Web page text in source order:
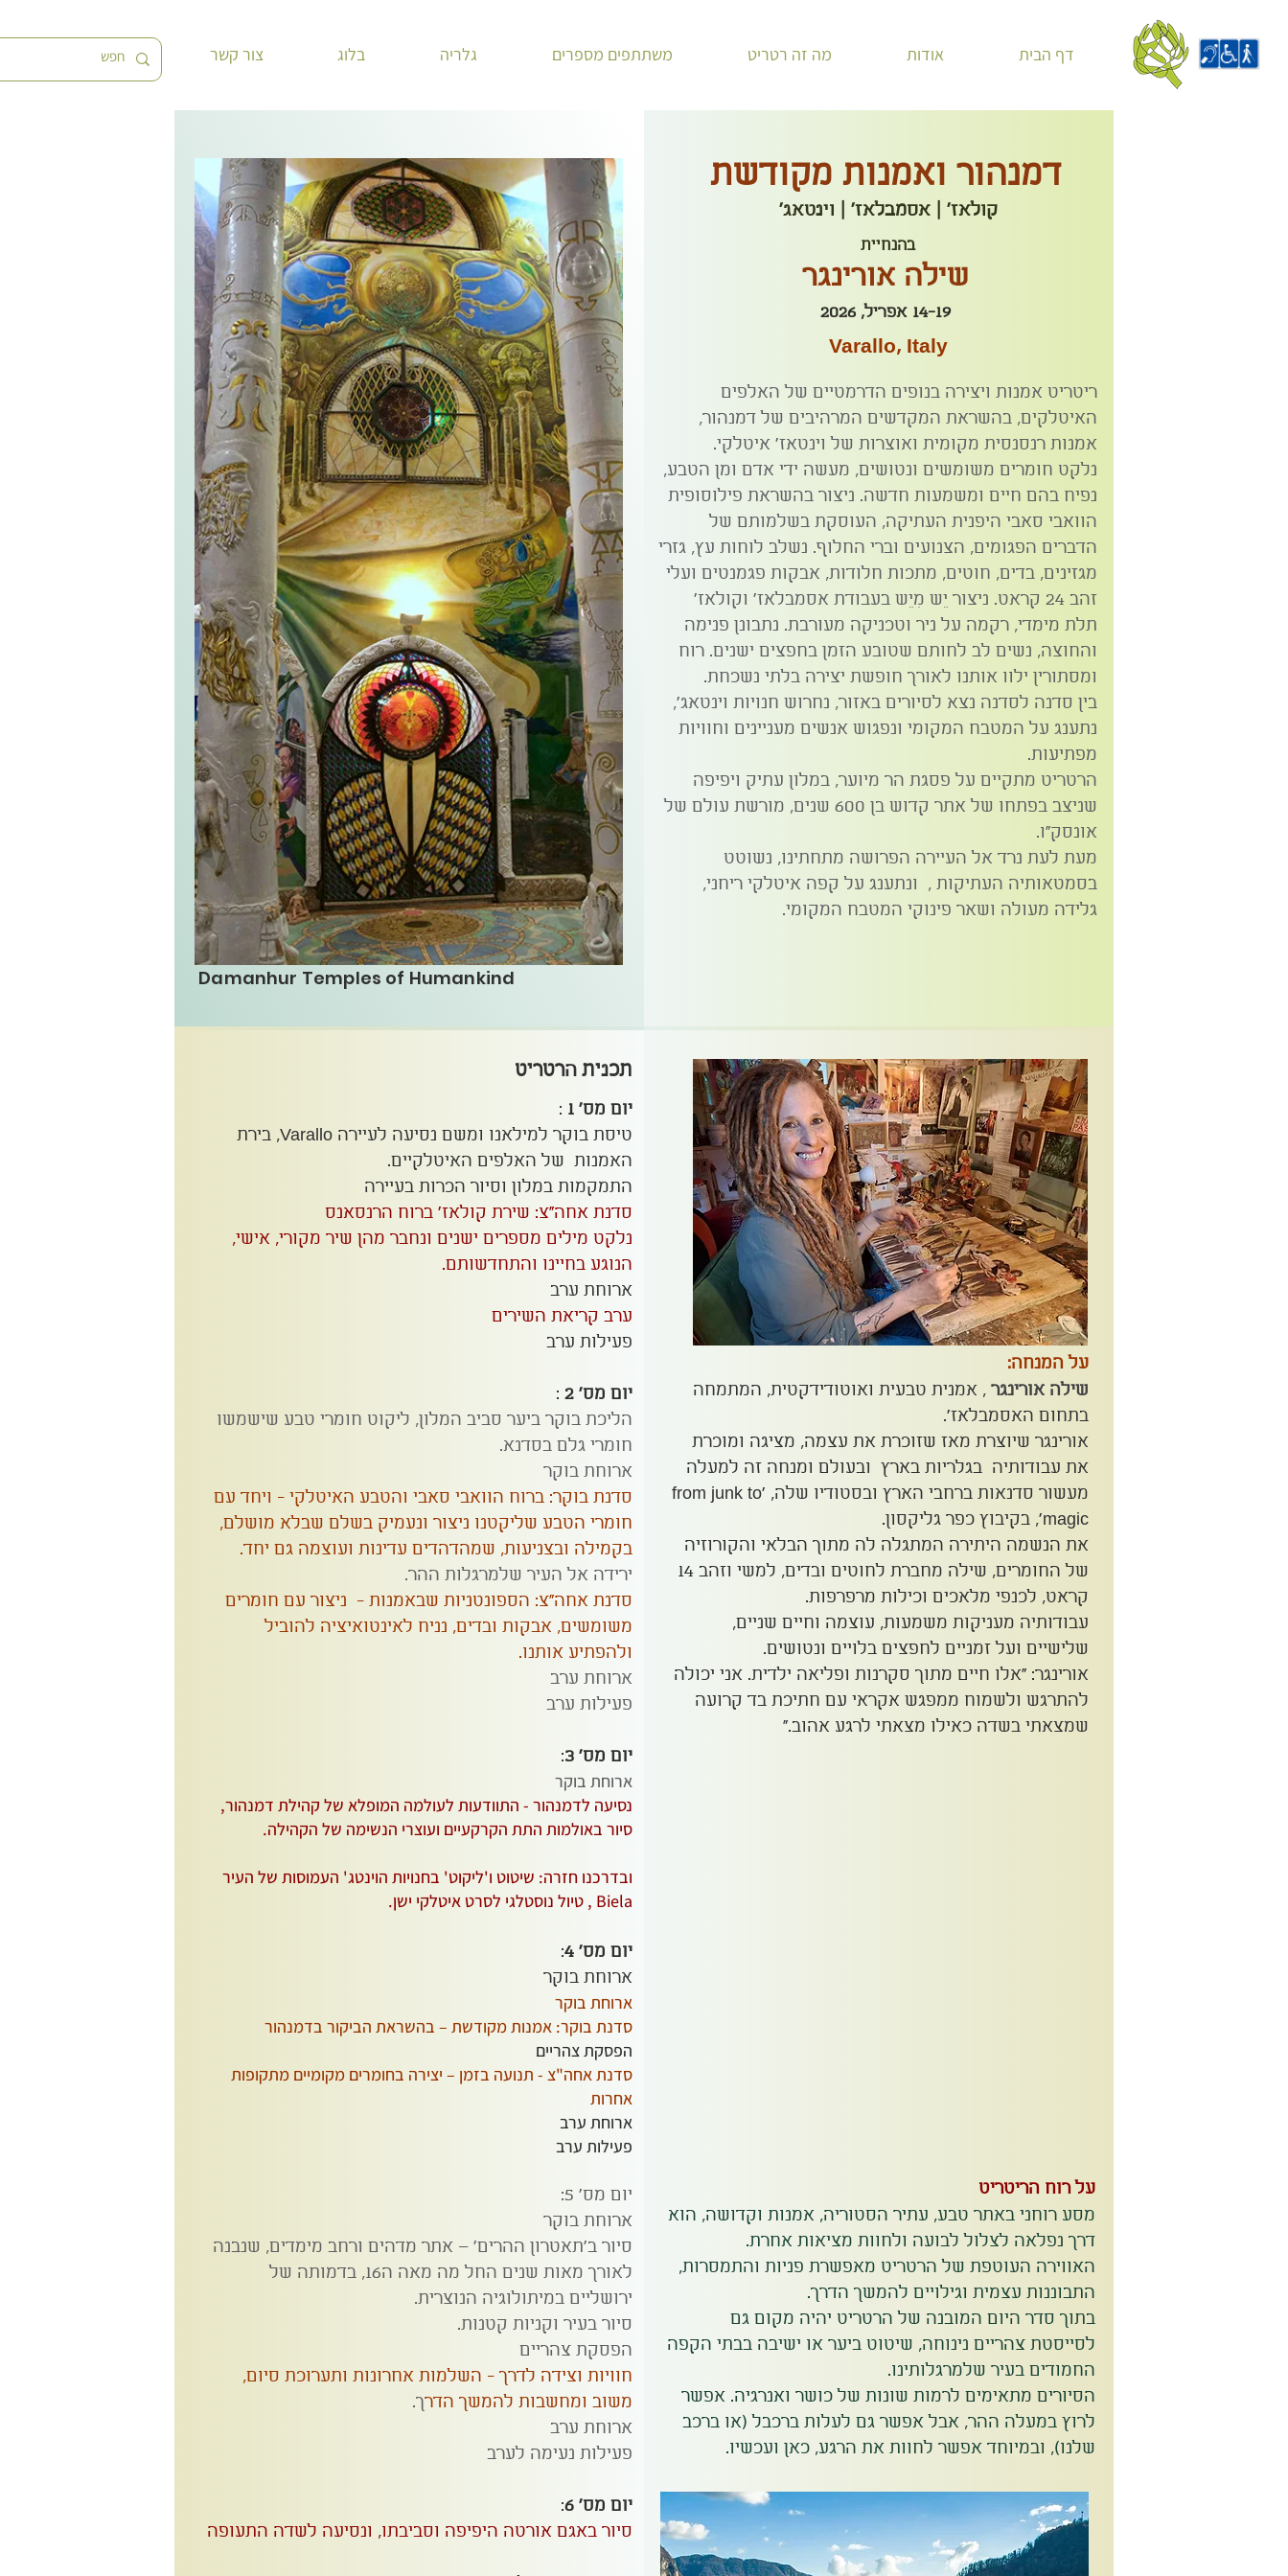
דף הבית אודות מה זה רטריט משתתפים מספרים גלריה בלוג צור קשר
Damanhur Temples of Humankind
דמנהור ואמנות מקודשת
קולאז' | אסמבלאז' | וינטאג'
בהנחיית
שילה אורינגר
14-19 אפריל, 2026
Varallo, Italy
ריטריט אמנות ויצירה בנופים הדרמטיים של האלפים
האיטלקים, בהשראת המקדשים המרהיבים של דמנהור,
אמנות רנסנסית מקומית ואוצרות של וינטאז' איטלקי.
נלקט חומרים משומשים ונטושים, מעשה ידי אדם ומן הטבע,
נפיח בהם חיים ומשמעות חדשה. ניצור בהשראת פילוסופית
הוואבי סאבי היפנית העתיקה, העוסקת בשלמותם של
הדברים הפגומים, הצנועים וברי החלוף. נשלב לוחות עץ, גזרי
מגזינים, בדים, חוטים, מתכות חלודות, אבקות פגמנטים ועלי
זהב 24 קראט. ניצור יֵש מִיֵש בעבודת אסמבלאז' וקולאז'
תלת מימדי, רקמה על ניר וטכניקה מעורבת. נתבונן פנימה
והחוצה, נשים לב לחותם שטובע הזמן בחפצים ישנים. רוח
ומסתורין ילוו אותנו לאורך חופשת יצירה בלתי נשכחת.
בין סדנה לסדנה נצא לסיורים באזור, נחרוש חנויות וינטאג',
נתענג על המטבח המקומי ונפגוש אנשים מעניינים וחוויות
מפתיעות.
הרטריט מתקיים על פסגת הר מיוער, במלון עתיק ויפיפה
שניצב בפתחו של אתר קדוש בן 600 שנים, מורשת עולם של
אונסק"ו.
מעת לעת נרד אל העיירה הפרושה מתחתינו, נשוטט
בסמטאותיה העתיקות , ונתענג על קפה איטלקי ריחני,
גלידה מעולה ושאר פינוקי המטבח המקומי.
תכנית הרטריט
יום מס' 1
:
טיסת בוקר למילאנו ומשם נסיעה לעיירה Varallo, בירת
האמנות של האלפים האיטלקיים.
התמקמות במלון וסיור הכרות בעיירה
סדנת אחה"צ: שירת קולאז' ברוח הרנסאנס
נלקט מילים מספרים ישנים ונחבר מהן שיר מקורי, אישי,
הנוגע בחיינו והתחדשותם.
ארוחת ערב
ערב קריאת השירים
פעילות ערב
יום מס' 2
:
הליכת בוקר ביער סביב המלון, ליקוט חומרי טבע שישמשו
חומרי גלם בסדנא.
ארוחת בוקר
סדנת בוקר: ברוח הוואבי סאבי והטבע האיטלקי - ויחד עם
חומרי הטבע שליקטנו ניצור ונעמיק בשלם שבלא מושלם,
בקמילה ובצניעות, שמהדהדים עדינות ועוצמה גם יחד.
ירידה אל העיר שלמרגלות ההר.
סדנת אחה"צ: הספונטניות שבאמנות - ניצור עם חומרים
משומשים, אבקות ובדים, נניח לאינטואיציה להוביל
ולהפתיע אותנו.
ארוחת ערב
פעילות ערב
יום מס' 3 :
ארוחת בוקר
נסיעה לדמנהור - התוודעות לעולמה המופלא של קהילת דמנהור,
סיור באולמות התת הקרקעיים ועוצרי הנשימה של הקהילה.
ובדרכנו חזרה: שיטוט ו'ליקוט' בחנויות הוינטג' העמוסות של העיר
Biela , טיול נוסטלגי לסרט איטלקי ישן.
יום מס' 4
:
ארוחת בוקר
ארוחת בוקר
סדנת בוקר: אמנות מקודשת – בהשראת הביקור בדמנהור
הפסקת צהריים
סדנת אחה"צ - תנועה בזמן – יצירה בחומרים מקומיים מתקופות
אחרות
ארוחת ערב
פעילות ערב
יום מס' 5:
ארוחת בוקר
סיור ב'תאטרון ההרים' – אתר מדהים ורחב מימדים, שנבנה
לאורך מאות שנים החל מה מאה ה16, בדמותה של
ירושליים במיתולוגיה הנוצרית.
סיור בעיר וקניות קטנות.
הפסקת צהריים
חוויות וצידה לדרך - השלמות אחרונות ותערוכת סיום,
משוב ומחשבות להמשך הדרך.
ארוחת ערב
פעילות נעימה לערב
יום מס' 6
:
סיור באגם אורטה היפיפה וסביבתו, ונסיעה לשדה התעופה
על המנחה:
שילה אורינגר , אמנית טבעית ואוטודידקטית, המתמחה
בתחום האסמבלאז'.
אורינגר שיוצרת מאז שזוכרת את עצמה, מציגה ומוכרת
את עבודותיה בגלריות בארץ ובעולם ומנחה זה למעלה
מעשור סדנאות ברחבי הארץ ובסטודיו שלה, 'from junk to
magic', בקיבוץ כפר גליקסון.
את הנשמה היתירה המתגלה לה מתוך הבלאי והקורוזיה
של החומרים, שילה מחברת לחוטים ובדים, למשי וזהב 14
קראט, לכנפי מלאכים וכילות מרפרפות.
עבודותיה מעניקות משמעות, עוצמה וחיים שניים,
שלישיים ועל זמניים לחפצים בלויים ונטושים.
אורינגר: "אלו חיים מתוך סקרנות ופליאה ילדית. אני יכולה
להתרגש ולשמוח ממפגש אקראי עם חתיכת בד קרועה
שמצאתי בשדה כאילו מצאתי לרגע אהוב."
על רוח הריטריט
מסע רוחני באתר טבע, עתיר הסטוריה, אמנות וקדושה, הוא
דרך נפלאה לצלול לבועה ולחוות מציאות אחרת.
האווירה העוטפת של הרטריט מאפשרת פניות והתמסרות,
התבוננות עצמית וגילויים להמשך הדרך.
בתוך סדר היום המובנה של הרטריט יהיה מקום גם
לסייסטת צהריים נינוחה, שיטוט ביער או ישיבה בבתי הקפה
החמודים בעיר שלמרגלותינו.
הסיורים מתאימים לרמות שונות של כושר ואנרגיה. אפשר
לרוץ במעלה ההר, אבל אפשר גם לעלות ברכבל (או ברכב
שלנו), ובמיוחד אפשר לחוות את הרגע, כאן ועכשיו.